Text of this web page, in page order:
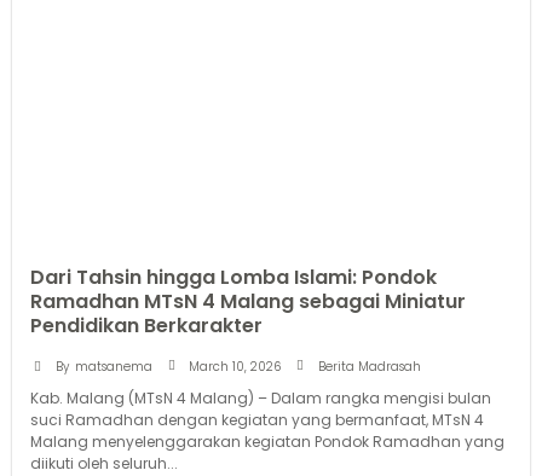
Dari Tahsin hingga Lomba Islami: Pondok
Ramadhan MTsN 4 Malang sebagai Miniatur
Pendidikan Berkarakter
By matsanema March 10, 2026 Berita Madrasah
Kab. Malang (MTsN 4 Malang) – Dalam rangka mengisi bulan
suci Ramadhan dengan kegiatan yang bermanfaat, MTsN 4
Malang menyelenggarakan kegiatan Pondok Ramadhan yang
diikuti oleh seluruh...